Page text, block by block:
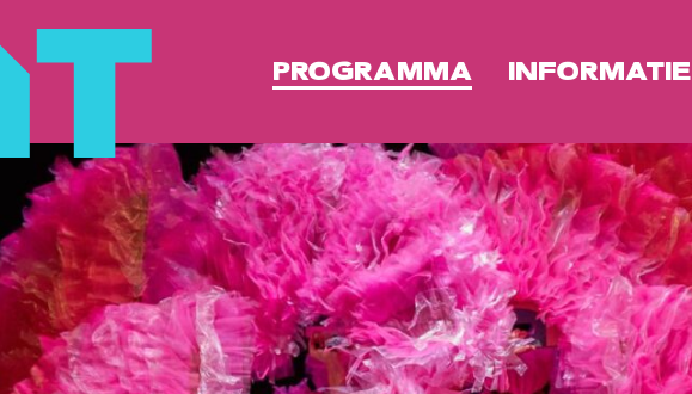
PROGRAMMA INFORMATIE